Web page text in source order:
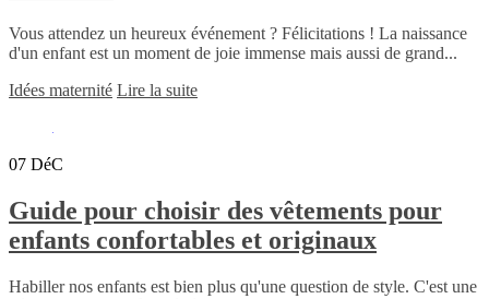
Vous attendez un heureux événement ? Félicitations ! La naissance
d'un enfant est un moment de joie immense mais aussi de grand...
Idées maternité Lire la suite
07 DéC
Guide pour choisir des vêtements pour
enfants confortables et originaux
Habiller nos enfants est bien plus qu'une question de style. C'est une